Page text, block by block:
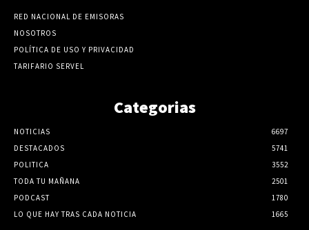
RED NACIONAL DE EMISORAS
NOSOTROS
POLÍTICA DE USO Y PRIVACIDAD
TARIFARIO SERVEL
Categorias
NOTICIAS
6697
DESTACADOS
5741
POLITICA
3552
TODA TU MAÑANA
2501
PODCAST
1780
LO QUE HAY TRAS CADA NOTICIA
1665